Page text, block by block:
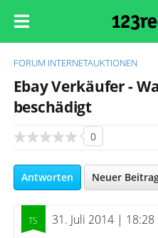
FORUM INTERNETAUKTIONEN
Ebay Verkäufer -
beschädigt
0
Antworten Neuer
31. Juli 2014 | 18:28